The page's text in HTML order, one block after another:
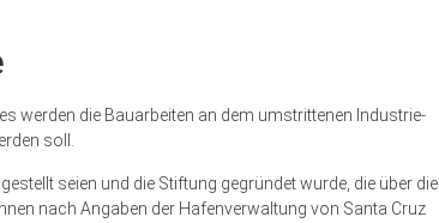
werden die Bauarbeiten an dem umstrittenen Industrie-
soll.
seien und die Stiftung gegründet wurde, die über die
nach Angaben der Hafenverwaltung von Santa Cruz